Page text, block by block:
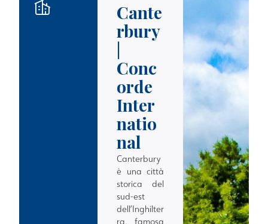
Cante
rbury
|
Conc
orde
Inter
natio
nal
Canterbury
è una città
storica del
sud-est
dell’Inghilter
ra, famosa